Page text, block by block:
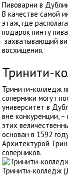
Пивоварни в
В качестве самой
этаж, где
подарок пинту
захватывающий
восхищения.
Тринити-
Тринити-колледж
соперники могут
университет в
вне конкуренции,
этих
основан в 1592
Архитектурой
соперников.
Тринити-колледж